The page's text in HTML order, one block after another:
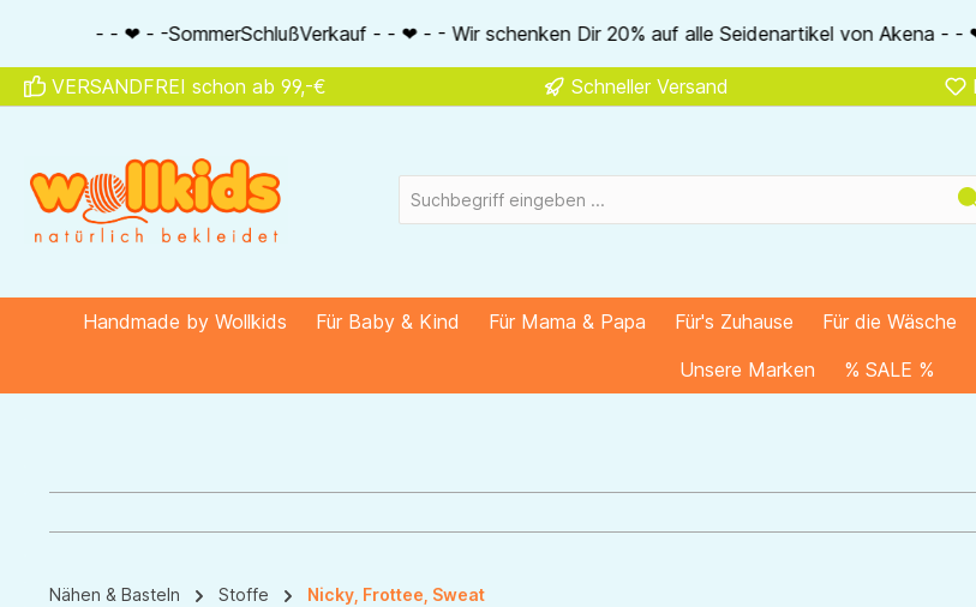
Zur Hauptnavigation springen
- ❤ - -SommerSchlußVerkauf - - ❤ - - Wir schenken Dir 20% auf alle Seidenartikel von Akena - - ❤ - -
VERSANDFREI schon ab 99,-€ Schneller Versand
Handmade by Wollkids Für Baby & Kind Für Mama & Papa Für's Zuhause Für die Wäsche
Unsere Marken
% SALE %
Nähen & Basteln Stoffe Nicky, Frottee, Sweat